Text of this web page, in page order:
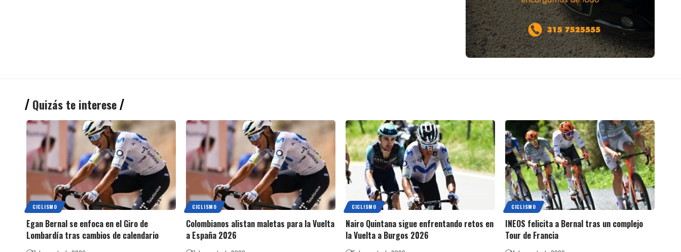
Quizás te interese
CICLISMO
Egan Bernal se enfoca en el Giro de
Lombardía tras cambios de calendario
CICLISMO
Colombianos alistan maletas para la Vuelta
a España 2026
CICLISMO
Nairo Quintana sigue enfrentando retos en
la Vuelta a Burgos 2026
CICLISMO
INEOS felicita a Bernal tras un complejo
Tour de Francia